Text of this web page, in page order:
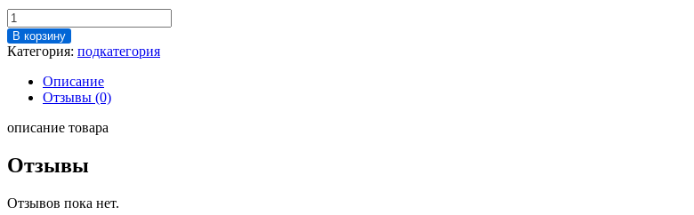
Количество
товара
Рычаг
верхний
FCA
3462
В корзину
Категория: подкатегория
Описание
Отзывы (0)
описание товара
Отзывы
Отзывов пока нет.